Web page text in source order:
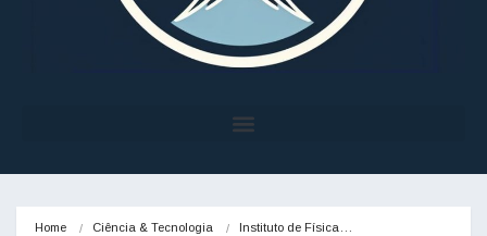
Home Ciência & Tecnologia Instituto de Física…